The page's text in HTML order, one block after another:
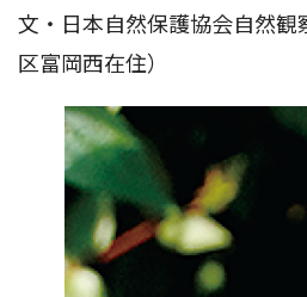
文・日本自然保護協会自然観
区富岡西在住）